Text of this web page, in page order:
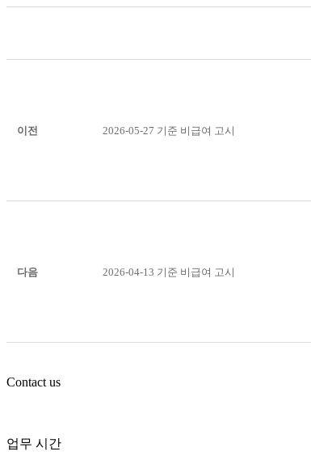
이전 2026-05-27 기준 비급여 고시
다음 2026-04-13 기준 비급여 고시
Contact us
업무 시간